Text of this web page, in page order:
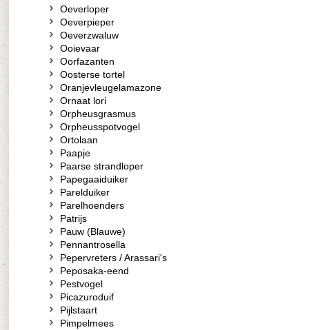
Oeverloper
Oeverpieper
Oeverzwaluw
Ooievaar
Oorfazanten
Oosterse tortel
Oranjevleugelamazone
Ornaat lori
Orpheusgrasmus
Orpheusspotvogel
Ortolaan
Paapje
Paarse strandloper
Papegaaiduiker
Parelduiker
Parelhoenders
Patrijs
Pauw (Blauwe)
Pennantrosella
Pepervreters / Arassari's
Peposaka-eend
Pestvogel
Picazuroduif
Pijlstaart
Pimpelmees